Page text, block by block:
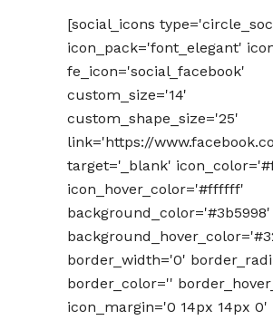
[social_icons
icon_pack='font_elegant'
fe_icon='social_facebook'
custom_size='14'
custom_shape_size='25'
link='https://
target='_blank'
icon_hover_color='#ffffff'
background_color='#3b5998'
border_width='0'
border_color=''
icon_margin='0 14px 14px 0'